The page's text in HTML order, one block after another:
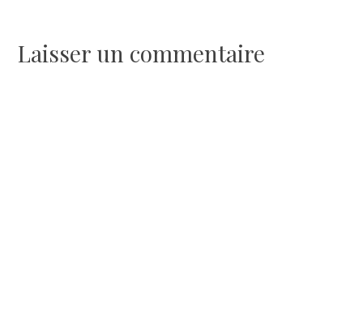
l’article
Laisser un commentaire